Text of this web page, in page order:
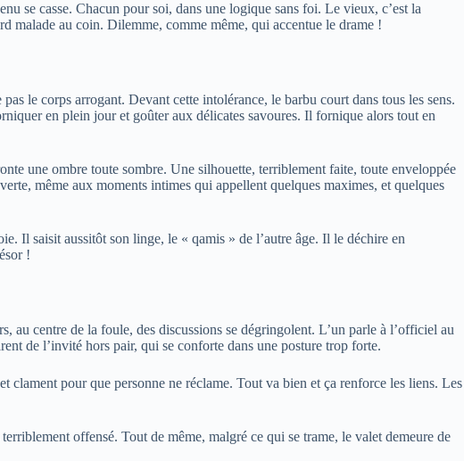
se casse. Chacun pour soi, dans une logique sans foi. Le vieux, c’est la
malade au coin. Dilemme, comme même, qui accentue le drame !
le corps arrogant. Devant cette intolérance, le barbu court dans tous les sens.
en plein jour et goûter aux délicates savoures. Il fornique alors tout en
une ombre toute sombre. Une silhouette, terriblement faite, toute enveloppée
même aux moments intimes qui appellent quelques maximes, et quelques
Il saisit aussitôt son linge, le « qamis » de l’autre âge. Il le déchire en
!
au centre de la foule, des discussions se dégringolent. L’un parle à l’officiel au
de l’invité hors pair, qui se conforte dans une posture trop forte.
pour que personne ne réclame. Tout va bien et ça renforce les liens. Les
offensé. Tout de même, malgré ce qui se trame, le valet demeure de